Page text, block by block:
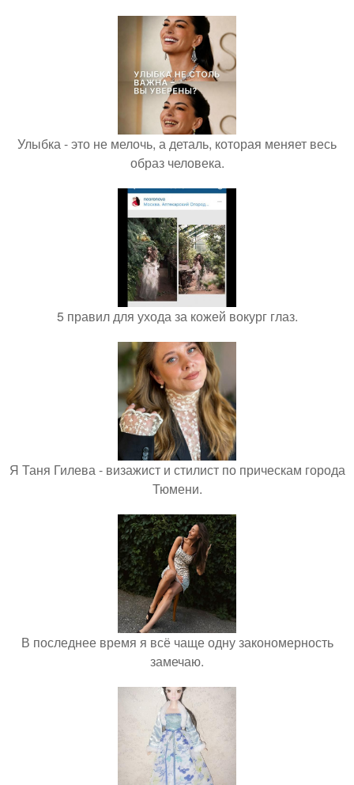
Улыбка - это не мелочь, а деталь, которая меняет весь
образ человека.
5 правил для ухода за кожей вокург глаз.
Я Таня Гилева - визажист и стилист по прическам города
Тюмени.
В последнее время я всё чаще одну закономерность
замечаю.